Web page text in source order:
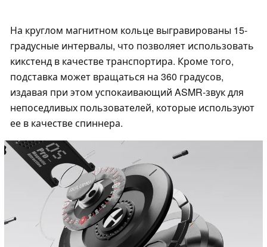
На круглом магнитном кольце выгравированы 15-
градусные интервалы, что позволяет использовать
кикстенд в качестве транспортира. Кроме того,
подставка может вращаться на 360 градусов,
издавая при этом успокаивающий ASMR-звук для
непоседливых пользователей, которые используют
ее в качестве спиннера.